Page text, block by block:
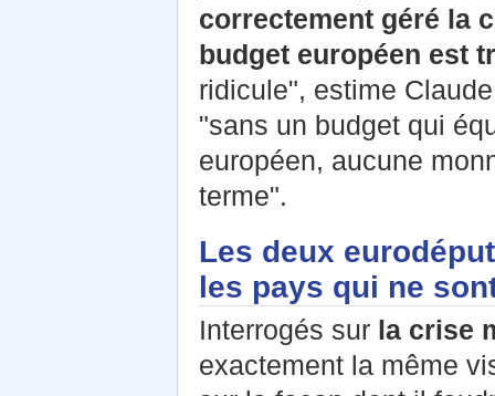
correctement géré la
budget européen est
ridicule", estime
"sans un budget qui
européen, aucune
terme".
Les deux
les pays qui ne
Interrogés sur la crise
exactement la même